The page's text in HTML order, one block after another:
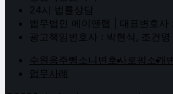
24시 법률상담
법무법인 에이앤랩 | 대표변호사
광고책임변호사 : 박현식, 조건명
수원음주뺑소니변호사 로펌소개
업무사례